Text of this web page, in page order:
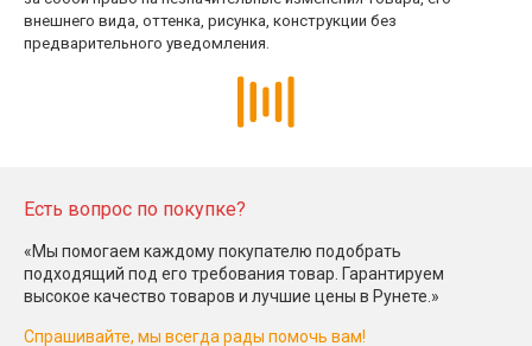
внешнего вида, оттенка, рисунка, конструкции без
предварительного уведомления.
Есть вопрос по покупке?
«Мы помогаем каждому покупателю подобрать
подходящий под его требования товар. Гарантируем
высокое качество товаров и лучшие цены в Рунете.»
Спрашивайте, мы всегда рады помочь вам!